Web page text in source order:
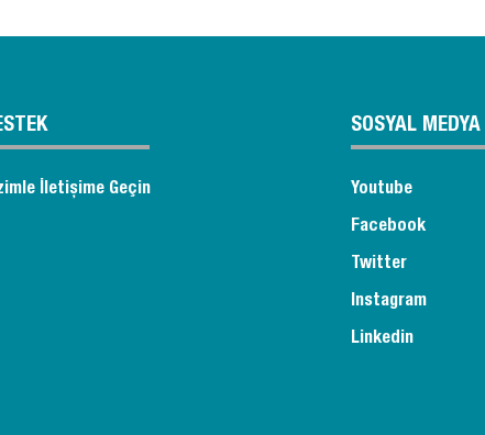
İletişime Geçin
SOSYAL MEDYA
Youtube
Facebook
Twitter
Instagram
Linkedin